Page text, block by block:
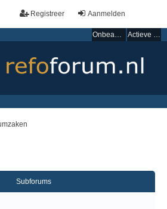
Aanmelden
Registreer
Onbeantwoorde onderwerpen Actieve onderwerpen
Subforums